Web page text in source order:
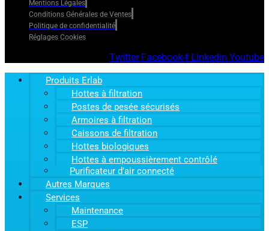
Mentions Légales
Conditions Générales de Ventes
Politique de confidentialité
Réglages Cookies
Twitter Facebook-f Linkedin Youtube
Produits Erlab
Hottes à filtration
Postes de pesée sécurisés
Armoires à filtration
Caissons de filtration
Hottes biologiques
Hottes à empoussièrement contrôlé
Purificateur d’air connecté
Autres Marques
Services
Maintenance
ESP